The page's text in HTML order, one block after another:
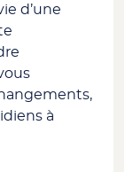
d’une
à